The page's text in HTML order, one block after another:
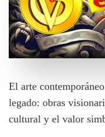
El arte
legado: obras
cultural y el valor